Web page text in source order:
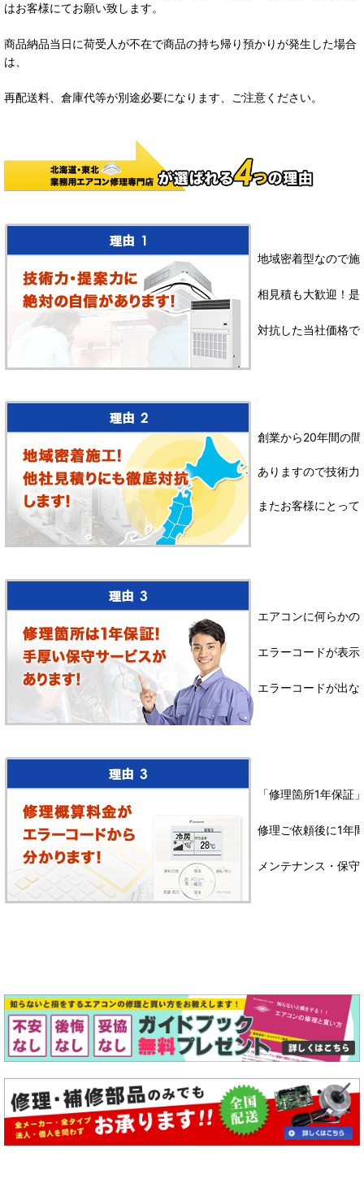
はお客様にてお願い致します。
商品納品当日に荷受人が不在で商品の持ち帰り預かりが発生した場合
は、
再配送料、倉庫代等が別途必要になります、ご注意ください。
地域密着型なので
相見積も大歓迎！
対抗した当社価格
創業から20年間の
ありますので技術
またお客様にとっ
エアコンに何らか
エラーコードが表
エラーコードが出
「修理箇所1年保証
修理ご依頼後に1年
メンテナンス・保